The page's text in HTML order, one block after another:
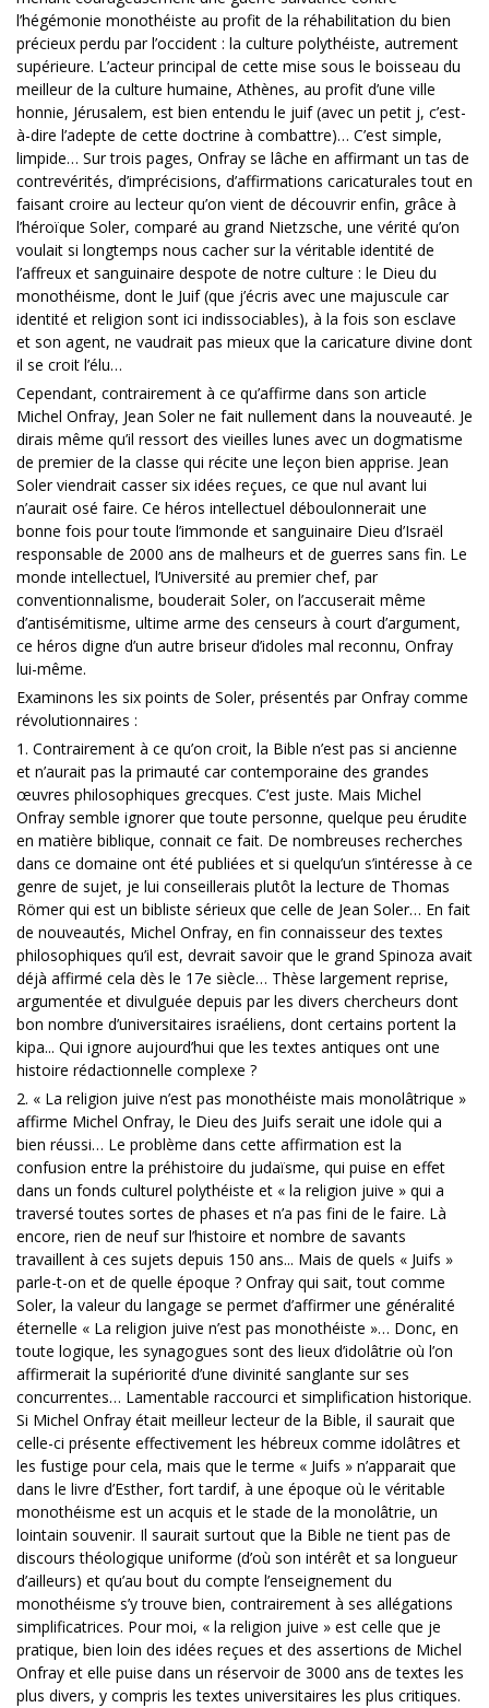
l’hégémonie monothéiste au profit de la réhabilitation du bien
précieux perdu par l’occident : la culture polythéiste, autrement
supérieure. L’acteur principal de cette mise sous le boisseau du
meilleur de la culture humaine, Athènes, au profit d’une ville
honnie, Jérusalem, est bien entendu le juif (avec un petit j, c’est-
à-dire l’adepte de cette doctrine à combattre)… C’est simple,
limpide… Sur trois pages, Onfray se lâche en affirmant un tas de
contrevérités, d’imprécisions, d’affirmations caricaturales tout en
faisant croire au lecteur qu’on vient de découvrir enfin, grâce à
l’héroïque Soler, comparé au grand Nietzsche, une vérité qu’on
voulait si longtemps nous cacher sur la véritable identité de
l’affreux et sanguinaire despote de notre culture : le Dieu du
monothéisme, dont le Juif (que j’écris avec une majuscule car
identité et religion sont ici indissociables), à la fois son esclave
et son agent, ne vaudrait pas mieux que la caricature divine dont
il se croit l’élu…
Cependant, contrairement à ce qu’affirme dans son article
Michel Onfray, Jean Soler ne fait nullement dans la nouveauté. Je
dirais même qu’il ressort des vieilles lunes avec un dogmatisme
de premier de la classe qui récite une leçon bien apprise. Jean
Soler viendrait casser six idées reçues, ce que nul avant lui
n’aurait osé faire. Ce héros intellectuel déboulonnerait une
bonne fois pour toute l’immonde et sanguinaire Dieu d’Israël
responsable de 2000 ans de malheurs et de guerres sans fin. Le
monde intellectuel, l’Université au premier chef, par
conventionnalisme, bouderait Soler, on l’accuserait même
d’antisémitisme, ultime arme des censeurs à court d’argument,
ce héros digne d’un autre briseur d’idoles mal reconnu, Onfray
lui-même.
Examinons les six points de Soler, présentés par Onfray comme
révolutionnaires :
1. Contrairement à ce qu’on croit, la Bible n’est pas si ancienne
et n’aurait pas la primauté car contemporaine des grandes
œuvres philosophiques grecques. C’est juste. Mais Michel
Onfray semble ignorer que toute personne, quelque peu érudite
en matière biblique, connait ce fait. De nombreuses recherches
dans ce domaine ont été publiées et si quelqu’un s’intéresse à ce
genre de sujet, je lui conseillerais plutôt la lecture de Thomas
Römer qui est un bibliste sérieux que celle de Jean Soler… En fait
de nouveautés, Michel Onfray, en fin connaisseur des textes
philosophiques qu’il est, devrait savoir que le grand Spinoza avait
déjà affirmé cela dès le 17e siècle… Thèse largement reprise,
argumentée et divulguée depuis par les divers chercheurs dont
bon nombre d’universitaires israéliens, dont certains portent la
kipa... Qui ignore aujourd’hui que les textes antiques ont une
histoire rédactionnelle complexe ?
2. « La religion juive n’est pas monothéiste mais monolâtrique »
affirme Michel Onfray, le Dieu des Juifs serait une idole qui a
bien réussi… Le problème dans cette affirmation est la
confusion entre la préhistoire du judaïsme, qui puise en effet
dans un fonds culturel polythéiste et « la religion juive » qui a
traversé toutes sortes de phases et n’a pas fini de le faire. Là
encore, rien de neuf sur l’histoire et nombre de savants
travaillent à ces sujets depuis 150 ans... Mais de quels « Juifs »
parle-t-on et de quelle époque ? Onfray qui sait, tout comme
Soler, la valeur du langage se permet d’affirmer une généralité
éternelle « La religion juive n’est pas monothéiste »… Donc, en
toute logique, les synagogues sont des lieux d’idolâtrie où l’on
affirmerait la supériorité d’une divinité sanglante sur ses
concurrentes… Lamentable raccourci et simplification historique.
Si Michel Onfray était meilleur lecteur de la Bible, il saurait que
celle-ci présente effectivement les hébreux comme idolâtres et
les fustige pour cela, mais que le terme « Juifs » n’apparait que
dans le livre d’Esther, fort tardif, à une époque où le véritable
monothéisme est un acquis et le stade de la monolâtrie, un
lointain souvenir. Il saurait surtout que la Bible ne tient pas de
discours théologique uniforme (d’où son intérêt et sa longueur
d’ailleurs) et qu’au bout du compte l’enseignement du
monothéisme s’y trouve bien, contrairement à ses allégations
simplificatrices. Pour moi, « la religion juive » est celle que je
pratique, bien loin des idées reçues et des assertions de Michel
Onfray et elle puise dans un réservoir de 3000 ans de textes les
plus divers, y compris les textes universitaires les plus critiques.